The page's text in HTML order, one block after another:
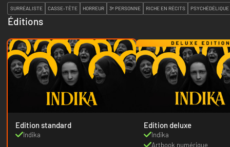
SURRÉALISTE CASSE-TÊTE HORREUR 3ᵉ PERSONNE RICHE EN RÉCITS PSYCHÉDÉLIQUE
Éditions
Edition standard
Indika
Edition deluxe
Indika
Artbook numérique